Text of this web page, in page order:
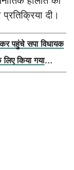
दी।
पहुंचे सपा विधायक
किया गया